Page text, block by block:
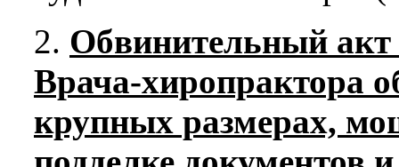
2. Обвинительный
Врача-хиропрактора
крупных размерах,